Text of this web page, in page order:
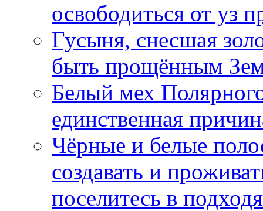
освободиться от уз
Гусыня, снесшая
быть прощённым
Белый мех
единственная
Чёрные и белые
создавать и
поселитесь в